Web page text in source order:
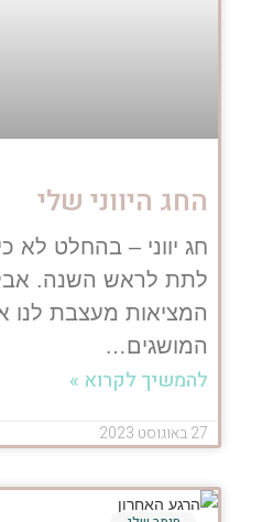
החג היווני שלי
חג יווני – בהחלט לא
לתת לראש השנה.
המציאות מעצבת לנו
המושגים…
להמשיך לקרוא »
27 באוגוסט 2023